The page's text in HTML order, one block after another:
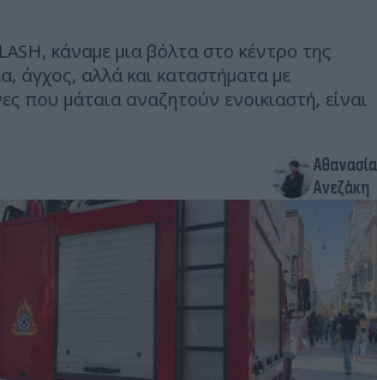
κάναμε μια βόλτα στο κέντρο της
άγχος, αλλά και καταστήματα με
που μάταια αναζητούν ενοικιαστή, είναι
Αθανασία
Ανεζάκη